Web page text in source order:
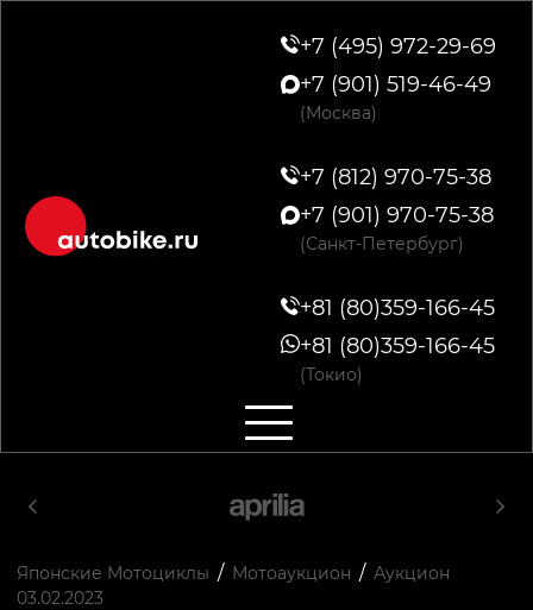
+7 (495) 972-29-69
+7 (901) 519-46-49
(Москва)
+7 (812) 970-75-38
+7 (901) 970-75-38
(Санкт-Петербург)
+81 (80)359-166-45
+81 (80)359-166-45
(Токио)
Японские Мотоциклы / Мотоаукцион / Аукцион
03.02.2023